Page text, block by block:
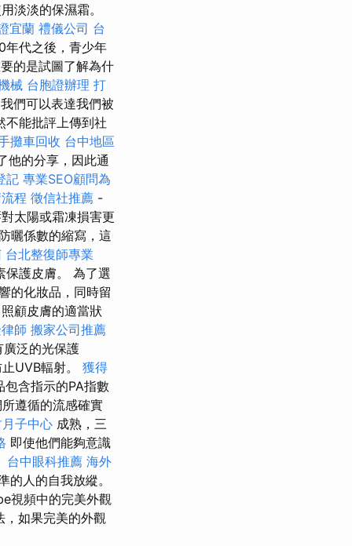
淡淡的保濕霜。
宜蘭 禮儀公司 台
年代之後，青少年
的是試圖了解為什
械 台胞證辦理 打
們可以表達我們被
不能批評上傳到社
攤車回收 台中地區
他的分享，因此通
記 專業SEO顧問為
程 徵信社推薦 -
太陽或霜凍損害更
曬係數的縮寫，這
台北整復師專業
保護皮膚。 為了選
的化妝品，同時留
顧皮膚的適當狀
師 搬家公司推薦
廣泛的光保護
UVB輻射。 獲得
包含指示的PA指數
遵循的流感確實
子中心 成熟，三
即使他們能夠意識
台中眼科推薦 海外
人的自我放縱。
視頻中的完美外觀
，如果完美的外觀